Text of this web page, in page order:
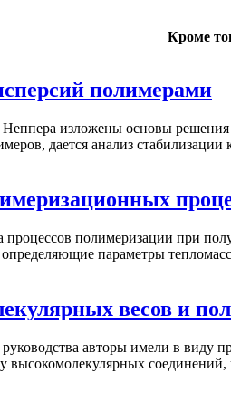
Кроме
полимерами
изложены основы
дается анализ
процессов полимеризации при
параметры
весов и
авторы имели в виду
высокомолекулярных соединений,